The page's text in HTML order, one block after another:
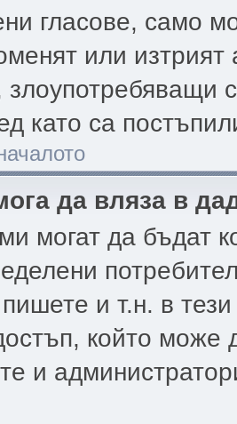
гласове, само
или
като са
да вляза в
могат да бъдат
пишете и т.н. в
който може
и